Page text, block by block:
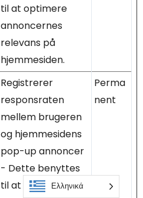
til at optimere
annoncernes
relevans på
hjemmesiden.
Registrerer
responsraten
mellem brugeren
og hjemmesidens
pop-up annoncer
- Dette benyttes
til at optimere
Perma
nent
Ελληνικά